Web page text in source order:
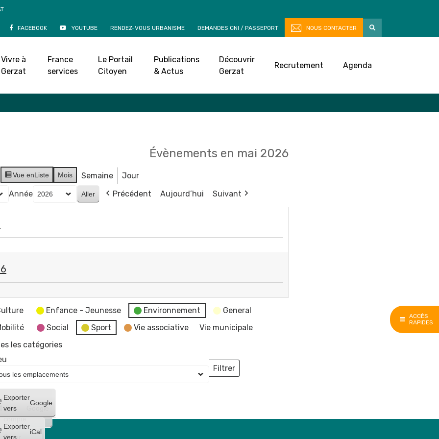
ACCÈS
RAPIDES
FACEBOOK YOUTUBE RENDEZ-VOUS URBANISME DEMANDES CNI / PASSEPORT NOUS CONTACTER
Vivre à
Gerzat
France
services
Le Portail
Citoyen
Publications
& Actus
Découvrir
Gerzat
Recrutement Agenda
Accueil»Agenda
Évènements en mai 2026
Vue enListe Mois Semaine
Jour
Année Précédent Aujourd’hui Suivant
Enfance - Jeunesse Environnement
General
Social Sport Vie associative
Vie municipale
les catégories
Créer
un
compte
Google
Créer
Exporter
vers
Google
Exporter
vers
iCal
Filtrer
Lieux